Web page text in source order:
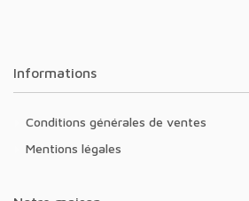
Informations
Conditions générales de ventes
Mentions légales